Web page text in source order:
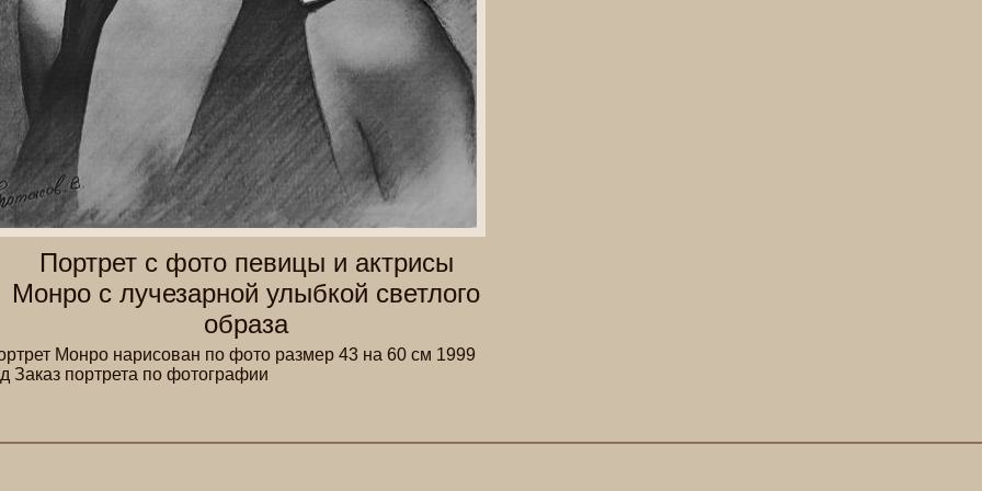
Портрет с фото певицы и актрисы
Монро с лучезарной улыбкой светлого
образа
Монро нарисован по фото размер 43 на 60 см 1999
Заказ портрета по фотографии